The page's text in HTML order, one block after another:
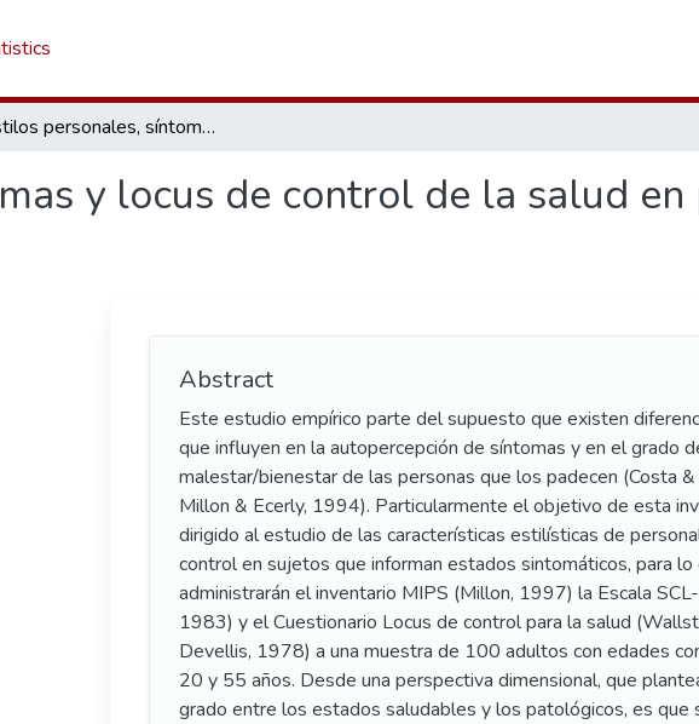
Estilos personales, síntomas y locus de control de la salud en población general
y locus de control de la salud
Abstract
Este estudio empírico parte del supuesto que existen
que influyen en la autopercepción de síntomas y en el grado
malestar/bienestar de las personas que los padecen (Costa
Millon & Ecerly, 1994). Particularmente el objetivo de esta
dirigido al estudio de las características estilísticas de
control en sujetos que informan estados sintomáticos, para lo
administrarán el inventario MIPS (Millon, 1997) la Escala
1983) y el Cuestionario Locus de control para la salud
Devellis, 1978) a una muestra de 100 adultos con edades
20 y 55 años. Desde una perspectiva dimensional, que
grado entre los estados saludables y los patológicos, es que